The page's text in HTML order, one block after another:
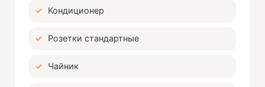
Кондиционер
Розетки стандартные
Чайник